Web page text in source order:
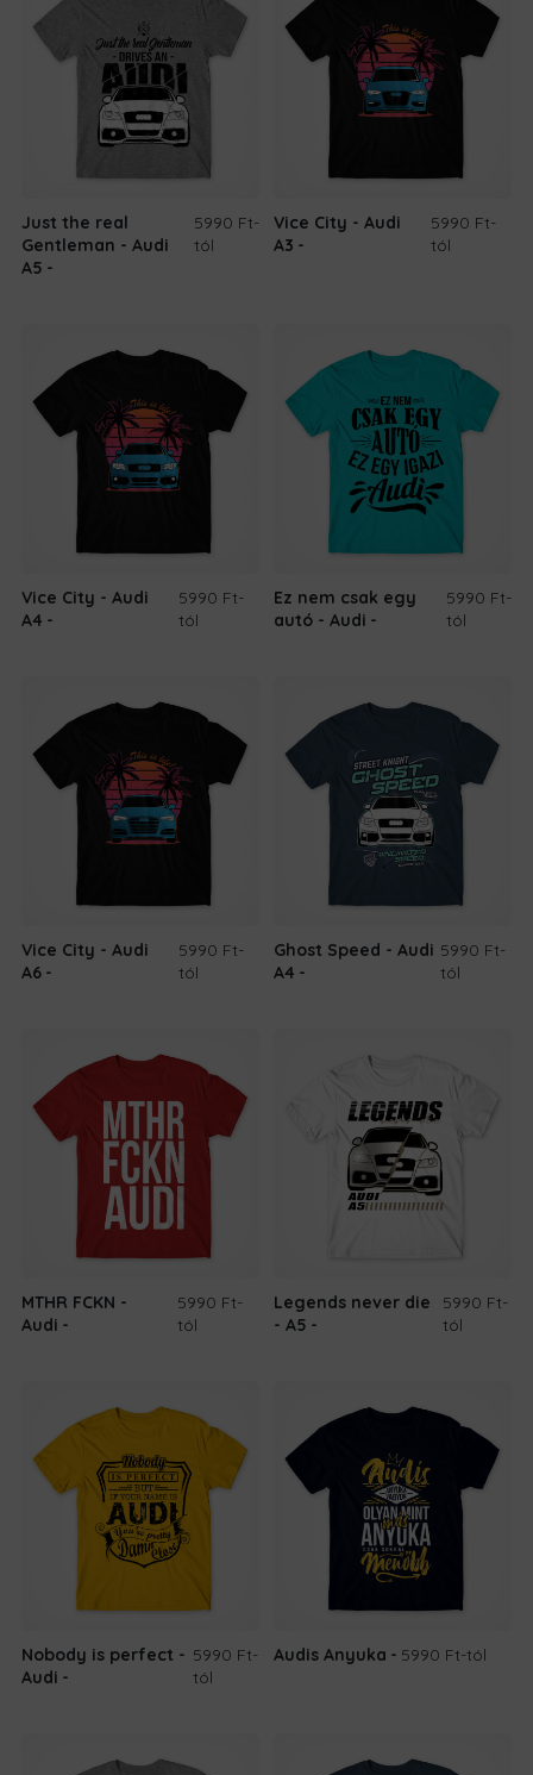
Just the real
Gentleman - Audi
A5
5990 Ft-
tól
Vice City - Audi
A3
5990 Ft-
tól
Vice City - Audi
A4
5990 Ft-
tól
Ez nem csak egy
autó - Audi
5990 Ft-
tól
Vice City - Audi
A6
5990 Ft-
tól
Ghost Speed - Audi
A4
5990 Ft-
tól
MTHR FCKN -
Audi
5990 Ft-
tól
Legends never die
- A5
5990 Ft-
tól
Nobody is perfect -
Audi
5990 Ft-
tól
Audis Anyuka 5990 Ft-tól